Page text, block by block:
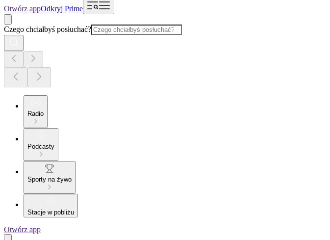
Otwórz appOdkryj Prime
Czego chciałbyś posłuchać?
Radio
Podcasty
Sporty na żywo
Stacje w pobliżu
Otwórz app